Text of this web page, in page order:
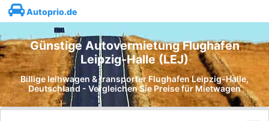
Autoprio.de
Günstige Autovermietung Flughafen
Leipzig-Halle (LEJ)
Billige leihwagen & transporter Flughafen Leipzig-Halle,
Deutschland - Vergleichen Sie Preise für Mietwagen